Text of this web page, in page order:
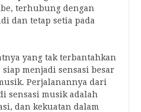
terhubung dengan
dan tetap setia pada
yang tak terbantahkan
menjadi sensasi besar
Perjalanannya dari
sensasi musik adalah
dan kekuatan dalam